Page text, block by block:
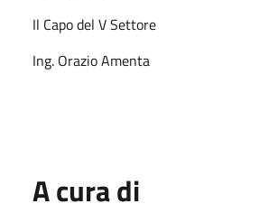
Il Capo del V Settore
Ing. Orazio Amenta
A cura di